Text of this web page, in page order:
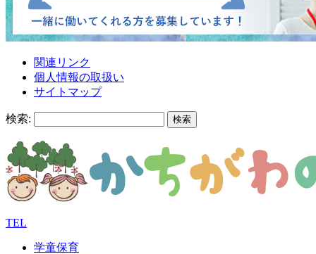
関連リンク
個人情報の取扱い
サイトマップ
検索:
TEL
学童保育